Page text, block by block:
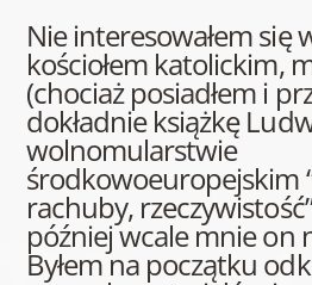
Nie interesowałem się
kościołem katolickim,
(chociaż posiadłem i
dokładnie książkę
wolnomularstwie
środkowoeuropejskim
rachuby,
później wcale mnie on
Byłem na początku